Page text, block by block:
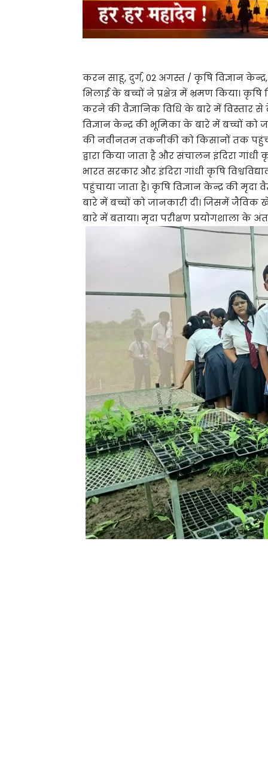
करन साहू, दुर्ग, 02 अगस्त / कृषि विज्ञान
भिलाई के बच्चों ने प्रक्षेत्र में भ्रमण किया।
करने की वैज्ञानिक विधि के बारे में विस्तार
विज्ञान केन्द्र की भूमिका के बारे में बच्चों
की नवीनतम तकनीकी को किसानों तक
द्वारा किया जाता है और संचालन इंदिरा गांधी
भारत सरकार और इंदिरा गांधी कृषि
पहुंचाया जाता है। कृषि विज्ञान केन्द्र की
बारे में बच्चों को जानकारी दी। जिसमें
बारे में बताया। मृदा परीक्षण प्रयोगशाला के